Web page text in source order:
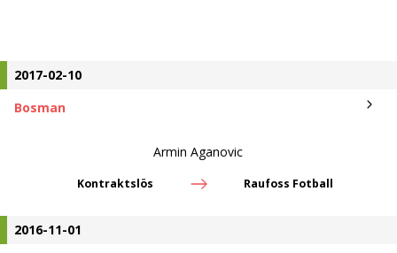
2017-02-10
Bosman
Armin Aganovic
Kontraktslös Raufoss Fotball
2016-11-01